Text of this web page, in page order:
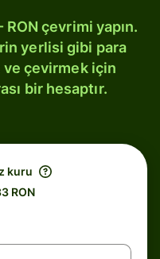
çevrimi yapın.
yerlisi gibi para
çevirmek için
bir hesaptır.
kuru
RON